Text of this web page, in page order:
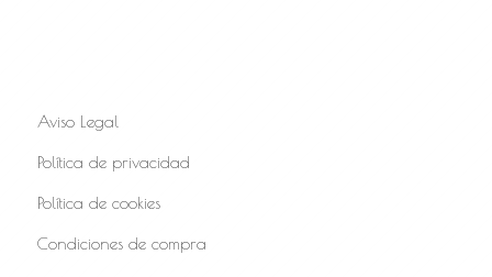
Aviso Legal
Política de privacidad
Política de cookies
Condiciones de compra